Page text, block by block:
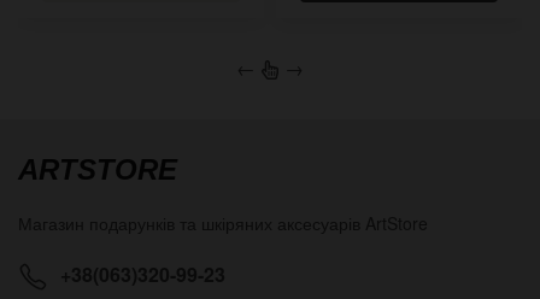
← →
ARTSTORE